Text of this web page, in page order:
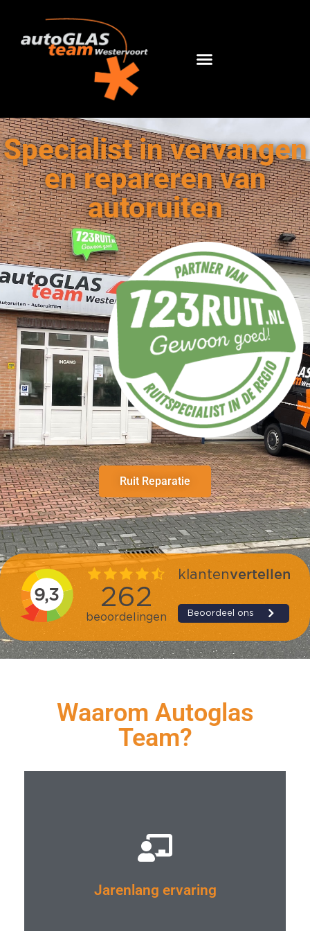
Specialist in vervangen
en repareren van
autoruiten
Ruit Reparatie
Waarom Autoglas
Team?
Jarenlang ervaring
Door jarenlange ervaring en liefde voor het vak
materialen zijn, onze vakkundige monteurs in
staat om de hoogste kwaliteit te leveren.